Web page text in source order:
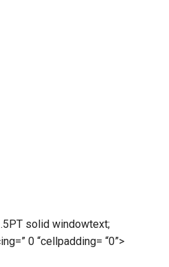
solid windowtext;
0 “cellpadding= “0”>